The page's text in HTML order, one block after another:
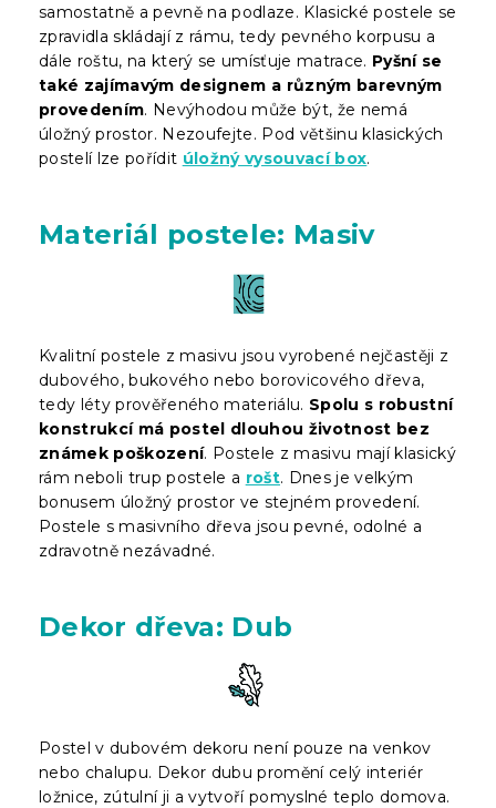
samostatně a pevně na podlaze. Klasické postele se
zpravidla skládají z rámu, tedy pevného korpusu a
dále roštu, na který se umísťuje matrace. Pyšní se
také zajímavým designem a různým barevným
provedením. Nevýhodou může být, že nemá
úložný prostor. Nezoufejte. Pod většinu klasických
postelí lze pořídit úložný vysouvací box.
Materiál postele: Masiv
Kvalitní postele z masivu jsou vyrobené nejčastěji z
dubového, bukového nebo borovicového dřeva,
tedy léty prověřeného materiálu. Spolu s robustní
konstrukcí má postel dlouhou životnost bez
známek poškození. Postele z masivu mají klasický
rám neboli trup postele a rošt. Dnes je velkým
bonusem úložný prostor ve stejném provedení.
Postele s masivního dřeva jsou pevné, odolné a
zdravotně nezávadné.
Dekor dřeva: Dub
Postel v dubovém dekoru není pouze na venkov
nebo chalupu. Dekor dubu promění celý interiér
ložnice, zútulní ji a vytvoří pomyslné teplo domova.